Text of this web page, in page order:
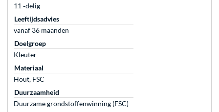
11 ‐delig
Leeftijdsadvies
vanaf 36 maanden
Doelgroep
Kleuter
Materiaal
Hout, FSC
Duurzaamheid
Duurzame grondstoffenwinning (FSC)